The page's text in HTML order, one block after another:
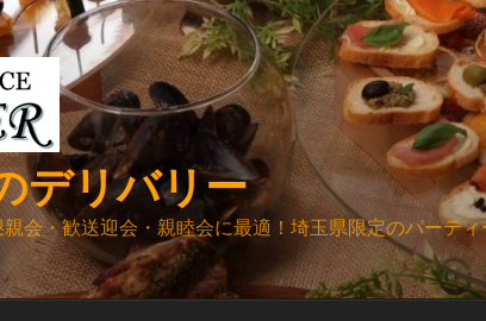
デリバリー
会・歓送迎会・親睦会に最適！埼玉県限定のパーテ